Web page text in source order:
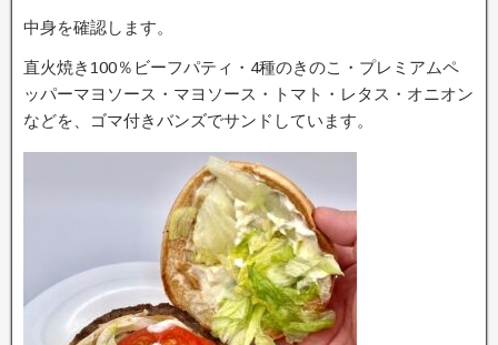
中身を確認します。
直火焼き100％ビーフパティ・4種のきのこ・プレミアムペ
ッパーマヨソース・マヨソース・トマト・レタス・オニオン
などを、ゴマ付きバンズでサンドしています。